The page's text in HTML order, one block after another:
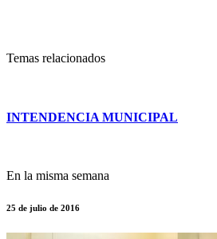
Temas relacionados
INTENDENCIA MUNICIPAL
En la misma semana
25 de julio de 2016